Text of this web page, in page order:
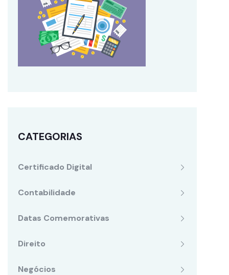
CATEGORIAS
Certificado Digital
Contabilidade
Datas Comemorativas
Direito
Negócios